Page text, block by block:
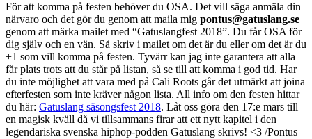
För att komma på festen behöver du OSA. Det vill säga anmäla din
närvaro och det gör du genom att maila mig pontus@gatuslang.se
genom att märka mailet med “Gatuslangfest 2018”. Du får OSA för
dig själv och en vän. Så skriv i mailet om det är du eller om det är du
+1 som vill komma på festen. Tyvärr kan jag inte garantera att alla
får plats trots att du står på listan, så se till att komma i god tid. Har
du inte möjlighet att vara med på Cali Roots går det utmärkt att joina
efterfesten som inte kräver någon lista. All info om den festen hittar
du här: Gatuslang säsongsfest 2018. Låt oss göra den 17:e mars till
en magisk kväll då vi tillsammans firar att ett nytt kapitel i den
legendariska svenska hiphop-podden Gatuslang skrivs! <3 /Pontus